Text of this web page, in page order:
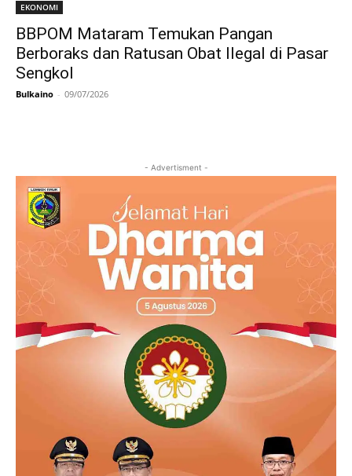
EKONOMI
BBPOM Mataram Temukan Pangan
Berboraks dan Ratusan Obat Ilegal di Pasar
Sengkol
Bulkaino - 09/07/2026
- Advertisment -